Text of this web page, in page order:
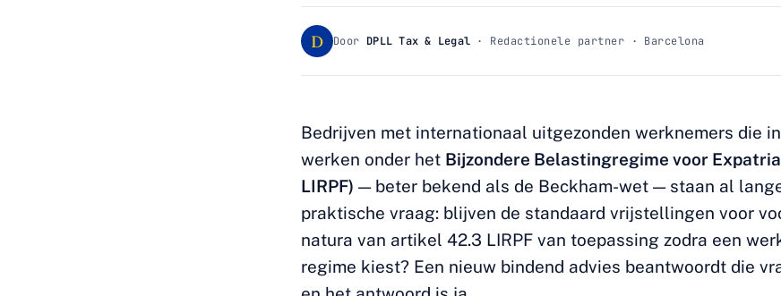
D Door DPLL Tax & Legal · Redactionele partner · Barcelona
Bedrijven met internationaal uitgezonden werknemers die
werken onder het Bijzondere Belastingregime voor
LIRPF) — beter bekend als de Beckham-wet — staan al
praktische vraag: blijven de standaard vrijstellingen voor
natura van artikel 42.3 LIRPF van toepassing zodra een
regime kiest? Een nieuw bindend advies beantwoordt die